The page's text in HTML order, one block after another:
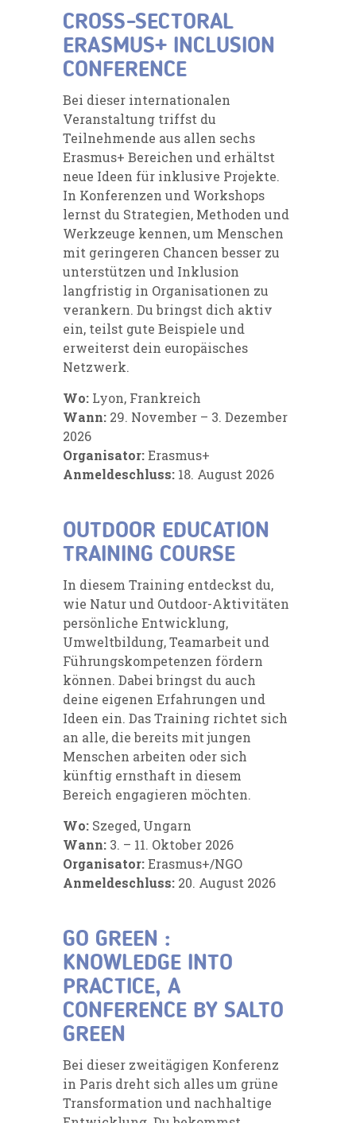
CROSS-SECTORAL
ERASMUS+ INCLUSION
CONFERENCE
Bei dieser internationalen
Veranstaltung triffst du
Teilnehmende aus allen sechs
Erasmus+ Bereichen und erhältst
neue Ideen für inklusive Projekte.
In Konferenzen und Workshops
lernst du Strategien, Methoden und
Werkzeuge kennen, um Menschen
mit geringeren Chancen besser zu
unterstützen und Inklusion
langfristig in Organisationen zu
verankern. Du bringst dich aktiv
ein, teilst gute Beispiele und
erweiterst dein europäisches
Netzwerk.
Wo: Lyon, Frankreich
Wann: 29. November – 3. Dezember
2026
Organisator:Erasmus+
Anmeldeschluss: 18. August 2026
OUTDOOR EDUCATION
TRAINING COURSE
In diesem Training entdeckst du,
wie Natur und Outdoor-Aktivitäten
persönliche Entwicklung,
Umweltbildung, Teamarbeit und
Führungskompetenzen fördern
können. Dabei bringst du auch
deine eigenen Erfahrungen und
Ideen ein. Das Training richtet sich
an alle, die bereits mit jungen
Menschen arbeiten oder sich
künftig ernsthaft in diesem
Bereich engagieren möchten.
Wo: Szeged, Ungarn
Wann: 3. – 11. Oktober 2026
Organisator:Erasmus+/NGO
Anmeldeschluss: 20. August 2026
GO GREEN :
KNOWLEDGE INTO
PRACTICE, A
CONFERENCE BY SALTO
GREEN
Bei dieser zweitägigen Konferenz
in Paris dreht sich alles um grüne
Transformation und nachhaltige